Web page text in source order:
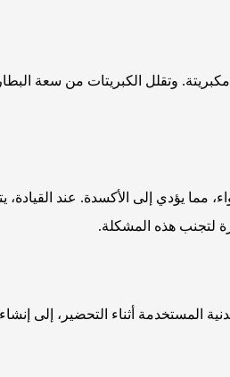
وتقلل الكبريتات من سعة
مما يؤدي إلى الأكسدة. عند
لتجنب هذه المشكلة.
المستخدمة أثناء التحضير، إلى